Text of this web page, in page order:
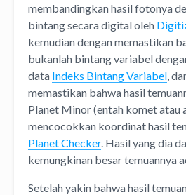
membandingkan hasil fotonya
bintang secara digital oleh
kemudian dengan memastikan
bukanlah bintang variabel
data Indeks Bintang Variabel,
memastikan bahwa hasil
Planet Minor (entah komet atau
mencocokkan koordinat hasil
Planet Checker. Hasil yang dia
kemungkinan besar temuannya
Setelah yakin bahwa hasil